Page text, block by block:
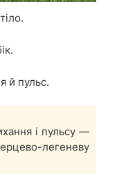
й пульс.
і пульсу —
легеневу